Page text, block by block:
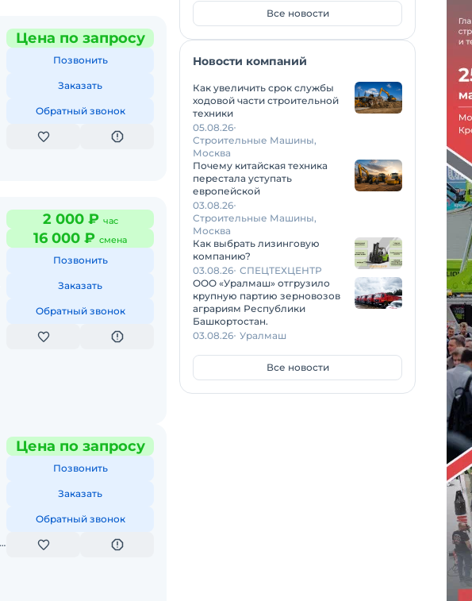
Цена по запросу
Позвонить
Заказать
Обратный звонок
2 000 ₽ час
16 000 ₽ смена
Позвонить
Заказать
Обратный звонок
Цена по запросу
Позвонить
Заказать
Обратный звонок
Все новости
Новости компаний
Как увеличить срок службы
ходовой части строительной
техники
05.08.26
Строительные Машины,
Москва
Почему китайская техника
перестала уступать
европейской
03.08.26
Строительные Машины,
Москва
Как выбрать лизинговую
компанию?
03.08.26 СПЕЦТЕХЦЕНТР
ООО «Уралмаш» отгрузило
крупную партию зерновозов
аграриям Республики
Башкортостан.
03.08.26 Уралмаш
Все новости